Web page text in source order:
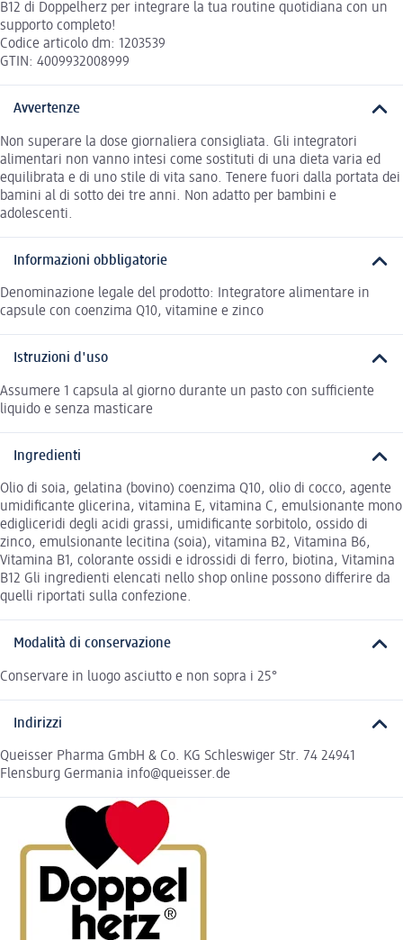
B12 di Doppelherz per integrare la tua routine quotidiana con un
supporto completo!
Codice articolo dm: 1203539
GTIN: 4009932008999
Avvertenze
Non superare la dose giornaliera consigliata. Gli integratori
alimentari non vanno intesi come sostituti di una dieta varia ed
equilibrata e di uno stile di vita sano. Tenere fuori dalla portata dei
bamini al di sotto dei tre anni. Non adatto per bambini e
adolescenti.
Informazioni obbligatorie
Denominazione legale del prodotto: Integratore alimentare in
capsule con coenzima Q10, vitamine e zinco
Istruzioni d'uso
Assumere 1 capsula al giorno durante un pasto con sufficiente
liquido e senza masticare
Ingredienti
Olio di soia, gelatina (bovino) coenzima Q10, olio di cocco, agente
umidificante glicerina, vitamina E, vitamina C, emulsionante mono
edigliceridi degli acidi grassi, umidificante sorbitolo, ossido di
zinco, emulsionante lecitina (soia), vitamina B2, Vitamina B6,
Vitamina B1, colorante ossidi e idrossidi di ferro, biotina, Vitamina
B12 Gli ingredienti elencati nello shop online possono differire da
quelli riportati sulla confezione.
Modalità di conservazione
Conservare in luogo asciutto e non sopra i 25°
Indirizzi
Queisser Pharma GmbH & Co. KG Schleswiger Str. 74 24941
Flensburg Germania info@queisser.de